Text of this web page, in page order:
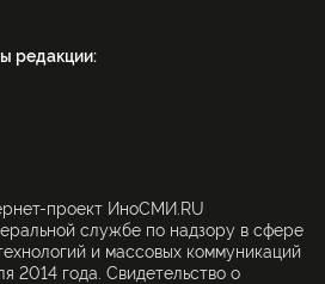
редакции:
проект ИноСМИ.RU
службе по надзору в сфере
и массовых коммуникаций
2014 года. Свидетельство о